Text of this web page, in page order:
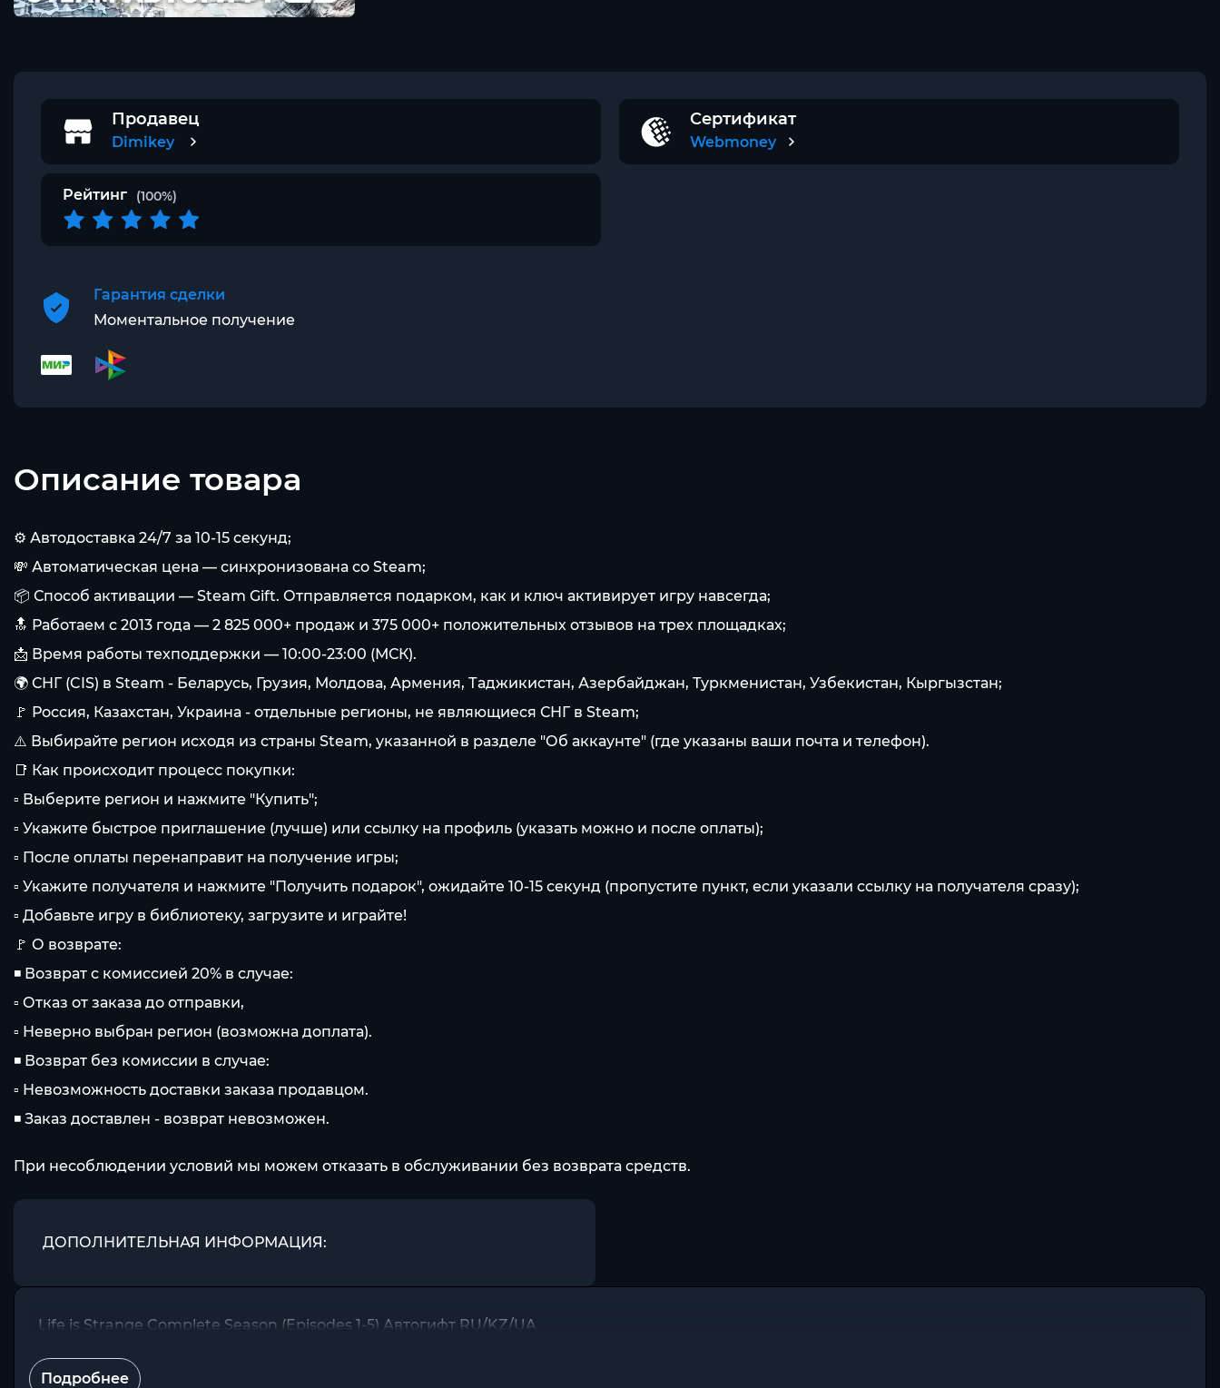
Продавец
Dimikey
Сертификат
Webmoney
Рейтинг (100%)
Гарантия сделки
Моментальное получение
Описание товара
⚙️ Автодоставка 24/7 за 10-15 секунд;
💸 Автоматическая цена — синхронизована со Steam;
📦 Способ активации — Steam Gift. Отправляется подарком, как и ключ активирует игру навсегда;
🔝 Работаем с 2013 года — 2 825 000+ продаж и 375 000+ положительных отзывов на трех площадках;
📩 Время работы техподдержки — 10:00-23:00 (МСК).
🌍 СНГ (CIS) в Steam - Беларусь, Грузия, Молдова, Армения, Таджикистан, Азербайджан, Туркменистан, Узбекистан, Кыргызстан;
🚩 Россия, Казахстан, Украина - отдельные регионы, не являющиеся СНГ в Steam;
⚠️ Выбирайте регион исходя из страны Steam, указанной в разделе "Об аккаунте" (где указаны ваши почта и телефон).
📑 Как происходит процесс покупки:
▫ Выберите регион и нажмите "Купить";
▫ Укажите быстрое приглашение (лучше) или ссылку на профиль (указать можно и после оплаты);
▫ После оплаты перенаправит на получение игры;
▫ Укажите получателя и нажмите "Получить подарок", ожидайте 10-15 секунд (пропустите пункт, если указали ссылку на получателя сразу);
▫ Добавьте игру в библиотеку, загрузите и играйте!
🚩 О возврате:
◾ Возврат с комиссией 20% в случае:
▫ Отказ от заказа до отправки,
▫ Неверно выбран регион (возможна доплата).
◾ Возврат без комиссии в случае:
▫ Невозможность доставки заказа продавцом.
◾ Заказ доставлен - возврат невозможен.
При несоблюдении условий мы можем отказать в обслуживании без возврата средств.
ДОПОЛНИТЕЛЬНАЯ ИНФОРМАЦИЯ:
Life is Strange Complete Season (Episodes 1-5) Автогифт RU/KZ/UA
Подробнее